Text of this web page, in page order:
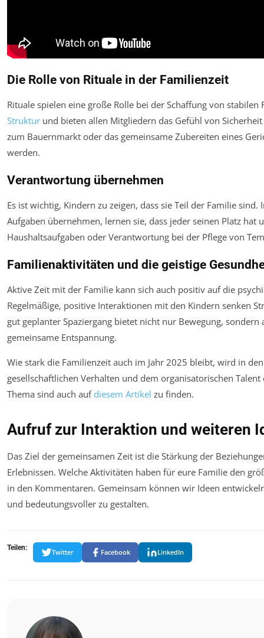
Die Rolle von Rituale in der Familienzeit
Rituale spielen eine große Rolle bei der Schaffung von
Struktur und bieten allen Mitgliedern das Gefühl von
zum Bauernmarkt oder das gemeinsame Zubereiten eines
werden.
Verantwortung übernehmen
Es ist wichtig, Kindern zu zeigen, dass sie Teil der Familie
Aufgaben übernehmen, lernen sie, dass jeder seinen Platz hat
Haushaltsaufgaben oder Verantwortung bei der Pflege von
Familienaktivitäten und die geistige
Aktive Zeit mit der Familie kann sich auch positiv auf die
Regelmäßige, positive Interaktionen mit den Kindern senken
gut geplanter Spaziergang bietet nicht nur Bewegung,
gemeinsame Entspannung.
Wie stark die Familienzeit auch im Jahr 2025 bleibt, wird in
gesellschaftlichen Verhalten und dem organisatorischen
Thema sind auch auf diesem Artikel zu finden.
Aufruf zur Interaktion und weiteren
Das Ziel der gemeinsamen Zeit ist die Stärkung der
Erlebnissen. Welche Aktivitäten haben für eure Familie den
in den Kommentaren. Gemeinsam können wir Ideen
und bedeutungsvoller zu gestalten.
Teilen:
Twitter Facebook LinkedIn